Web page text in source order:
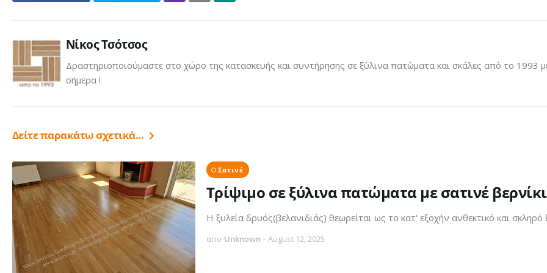
Νίκος Τσότσος
Δραστηριοποιούμαστε στο χώρο της κατασκευής και συντήρησης σε ξύλινα πατώματα και σκάλες από το 1993
σήμερα !
Δείτε παρακάτω σχετικά...
Σατινέ
Τρίψιμο σε ξύλινα πατώματα με σατινέ βερνίκι
Η ξυλεία δρυός(βελανιδιάς) θεωρείται ως το κατ' εξοχήν ανθεκτικό και σκληρό
απο Unknown - August 12, 2025